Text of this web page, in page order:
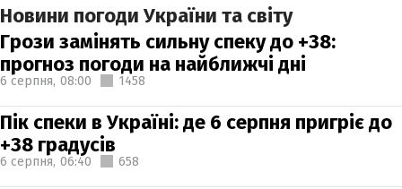
Новини погоди України та світу
Грози замінять сильну спеку до +38:
прогноз погоди на найближчі дні
6 серпня, 08:00 1458
Пік спеки в Україні: де 6 серпня пригріє до
+38 градусів
6 серпня, 06:40 658